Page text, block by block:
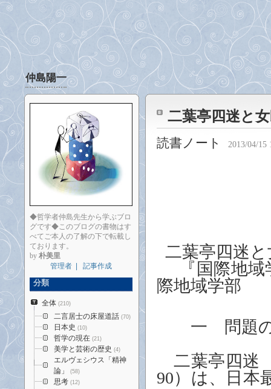
仲島陽一
二葉亭四迷と
読書ノート 2013/04/15
二葉亭四迷
『国際地域
際地域学部
一 問題の
二葉亭四迷
90）は、日本
◆哲学者仲島先生から学ぶブロ
グです◆このブログの書物はす
べてご本人の了解の下で転載し
ております。
by 朴美里
管理者
記事作成
分類
全体 (210)
二言居士の床屋道話 (70)
日本史 (10)
哲学の現在 (21)
美学と芸術の歴史 (4)
エルヴェシウス「精神
論」
(58)
思考 (12)